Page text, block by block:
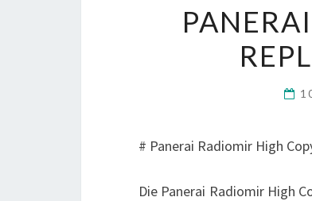
# Panerai Radiomir High
Die Panerai Radiomir High